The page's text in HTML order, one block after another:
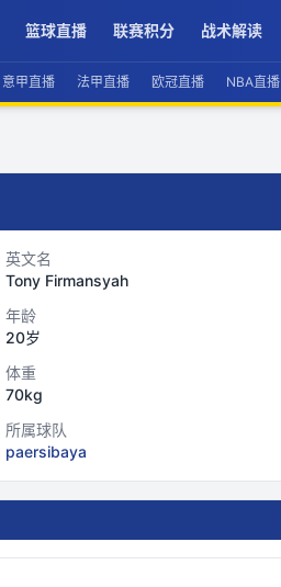
篮球直播 联赛积分 战术解读
意甲直播 法甲直播 欧冠直播 NBA直播
英文名
Tony Firmansyah
年龄
20岁
体重
70kg
所属球队
paersibaya